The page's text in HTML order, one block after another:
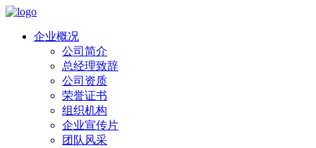
企业概况
公司简介
总经理致辞
公司资质
荣誉证书
组织机构
企业宣传片
团队风采